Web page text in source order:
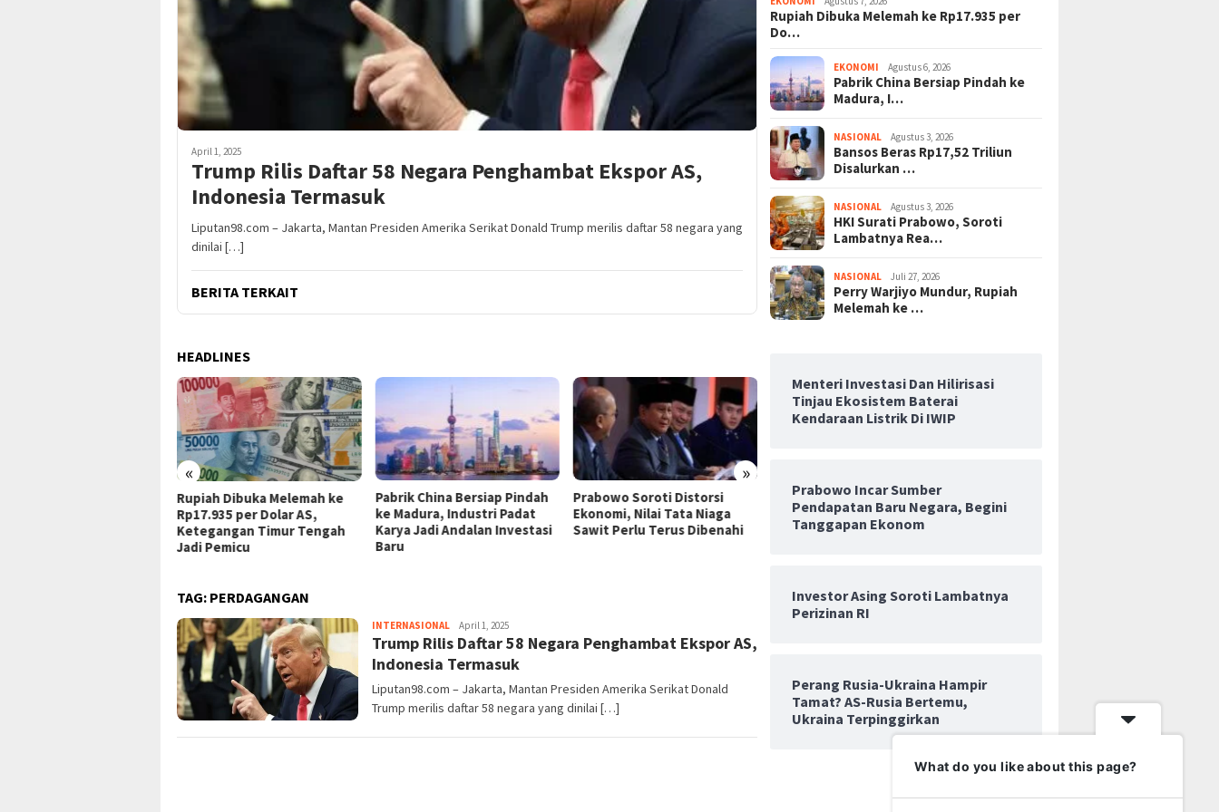
April 1, 2025
Trump Rilis Daftar 58 Negara Penghambat Ekspor AS,
Indonesia Termasuk
Liputan98.com – Jakarta, Mantan Presiden Amerika Serikat Donald Trump merilis daftar 58 negara yang
dinilai […]
BERITA TERKAIT
HEADLINES
« »
Rupiah Dibuka Melemah ke
Rp17.935 per Dolar AS,
Ketegangan Timur Tengah
Jadi Pemicu
Pabrik China Bersiap Pindah
ke Madura, Industri Padat
Karya Jadi Andalan Investasi
Baru
Prabowo Soroti Distorsi
Ekonomi, Nilai Tata Niaga
Sawit Perlu Terus Dibenahi
Wiraraja Indonesia Berhasil
Tarik Investasi dari China,
Rusia dan Inggris
Sama Investasi di Beijing
TAG: PERDAGANGAN
INTERNASIONALAdmin98
April 1, 2025
Trump Rilis Daftar 58 Negara Penghambat Ekspor AS,
Indonesia Termasuk
Liputan98.com – Jakarta, Mantan Presiden Amerika Serikat Donald
Trump merilis daftar 58 negara yang dinilai […]
Rupiah Dibuka Melemah ke Rp17.935 per
Do…
EKONOMI Agustus 6, 2026
Pabrik China Bersiap Pindah ke
Madura, I…
NASIONAL Agustus 3, 2026
Bansos Beras Rp17,52 Triliun
Disalurkan …
NASIONAL Agustus 3, 2026
HKI Surati Prabowo, Soroti
Lambatnya Rea…
NASIONAL Juli 27, 2026
Perry Warjiyo Mundur, Rupiah
Melemah ke …
Menteri Investasi Dan Hilirisasi
Tinjau Ekosistem Baterai
Kendaraan Listrik Di IWIP
Prabowo Incar Sumber
Pendapatan Baru Negara, Begini
Tanggapan Ekonom
Investor Asing Soroti Lambatnya
Perizinan RI
Perang Rusia-Ukraina Hampir
Tamat? AS-Rusia Bertemu,
Ukraina Terpinggirkan
What do you like about this page?